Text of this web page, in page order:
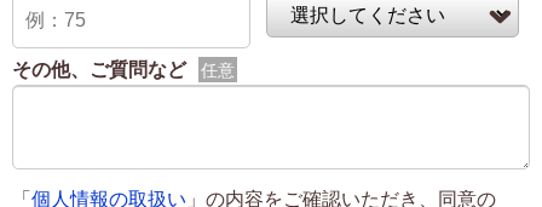
その他、ご質問など 任意
「個人情報の取扱い 」の内容をご確認いただき、同意の